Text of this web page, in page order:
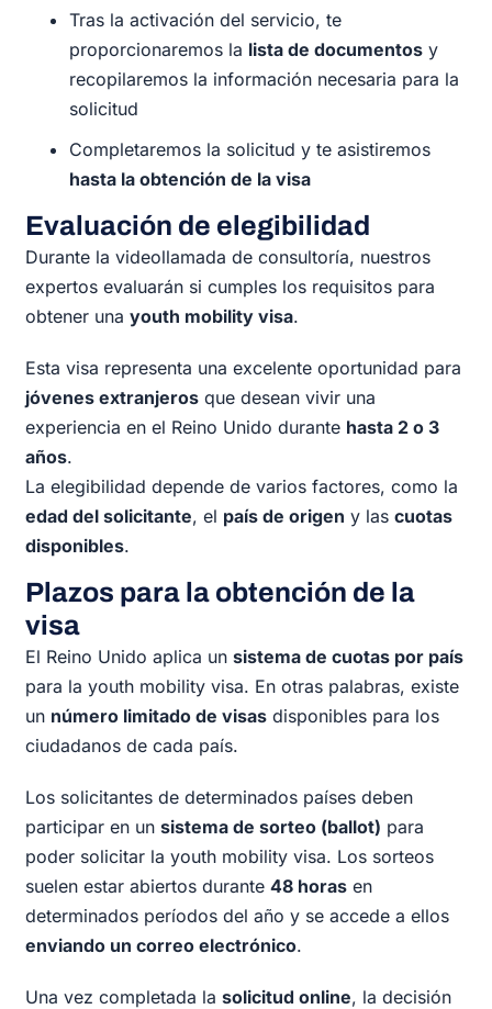
Tras la activación del servicio, te
proporcionaremos la lista de documentos y
recopilaremos la información necesaria para la
solicitud
Completaremos la solicitud y te asistiremos
hasta la obtención de la visa
Evaluación de elegibilidad
Durante la videollamada de consultoría, nuestros
expertos evaluarán si cumples los requisitos para
obtener unayouth mobility visa.
Esta visa representa una excelente oportunidad para
jóvenes extranjeros que desean vivir una
experiencia en el Reino Unido durante hasta 2 o 3
años.
La elegibilidad depende de varios factores, como la
edad del solicitante, el país de origen y lascuotas
disponibles.
Plazos para la obtención de la
visa
El Reino Unido aplica unsistema de cuotas por país
para la youth mobility visa. En otras palabras, existe
un número limitado de visas disponibles para los
ciudadanos de cada país.
Los solicitantes de determinados países deben
participar en unsistema de sorteo (ballot) para
poder solicitar la youth mobility visa. Los sorteos
suelen estar abiertos durante48 horas en
determinados períodos del año y se accede a ellos
enviando un correo electrónico.
Una vez completada lasolicitud online, la decisión